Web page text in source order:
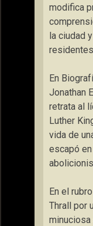
modifica
la ciudad
En
Jonathan
retrata al
Luther
vida de
escapó
En el
Thrall por
minuciosa